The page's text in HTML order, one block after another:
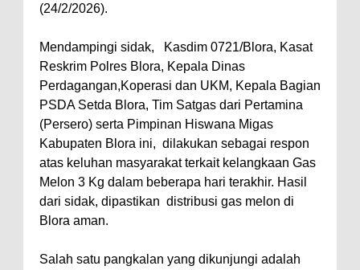
(24/2/2026).
Mendampingi sidak, Kasdim 0721/Blora, Kasat
Reskrim Polres Blora, Kepala Dinas
Perdagangan,Koperasi dan UKM, Kepala Bagian
PSDA Setda Blora, Tim Satgas dari Pertamina
(Persero) serta Pimpinan Hiswana Migas
Kabupaten Blora ini, dilakukan sebagai respon
atas keluhan masyarakat terkait kelangkaan Gas
Melon 3 Kg dalam beberapa hari terakhir. Hasil
dari sidak, dipastikan distribusi gas melon di
Blora aman.
‎‎Salah satu pangkalan yang dikunjungi adalah